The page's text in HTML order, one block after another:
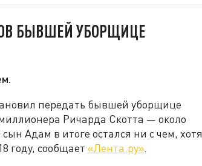
БЫВШЕЙ УБОРЩИЦЕ
передать бывшей уборщице
Ричарда Скотта — около
Адам в итоге остался ни с чем, хотя
году, сообщает «Лента.ру».